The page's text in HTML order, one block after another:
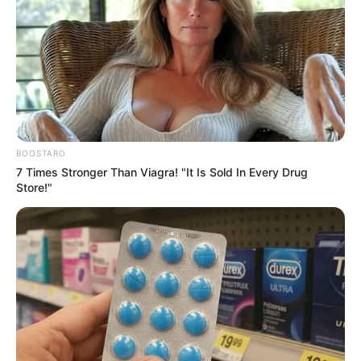
відпочинку в Польщі та Італії (фото, відео)
У високогірному селі Закарпаття проклали
асфальт (фото)
Категорії
Без рубрики
Гарячi
Культура
Нам пишуть
Партнерські матеріали
BOOSTARO
7 Times Stronger Than Viagra! "It Is Sold In Every Drug
Store!"